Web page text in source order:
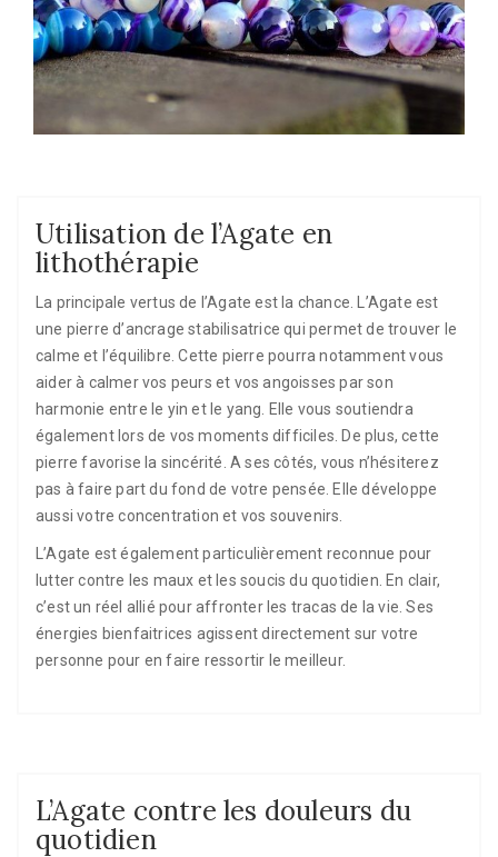
Utilisation de l’Agate en
lithothérapie
La principale vertus de l’Agate est la chance. L’Agate est
une pierre d’ancrage stabilisatrice qui permet de trouver le
calme et l’équilibre. Cette pierre pourra notamment vous
aider à calmer vos peurs et vos angoisses par son
harmonie entre le yin et le yang. Elle vous soutiendra
également lors de vos moments difficiles. De plus, cette
pierre favorise la sincérité. A ses côtés, vous n’hésiterez
pas à faire part du fond de votre pensée. Elle développe
aussi votre concentration et vos souvenirs.
L’Agate est également particulièrement reconnue pour
lutter contre les maux et les soucis du quotidien. En clair,
c’est un réel allié pour affronter les tracas de la vie. Ses
énergies bienfaitrices agissent directement sur votre
personne pour en faire ressortir le meilleur.
L’Agate contre les douleurs du
quotidien